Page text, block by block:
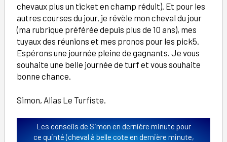
chevaux plus un ticket en champ réduit). Et pour les
autres courses du jour, je révèle mon cheval du jour
(ma rubrique préférée depuis plus de 10 ans), mes
tuyaux des réunions et mes pronos pour les pick5.
Espérons une journée pleine de gagnants. Je vous
souhaite une belle journée de turf et vous souhaite
bonne chance.
Simon, Alias Le Turfiste.
Les conseils de Simon en dernière minute pour
ce quinté (cheval à belle cote en dernière minute,